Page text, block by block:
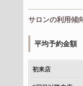
サロンの利用傾
平均予約金額
初来店